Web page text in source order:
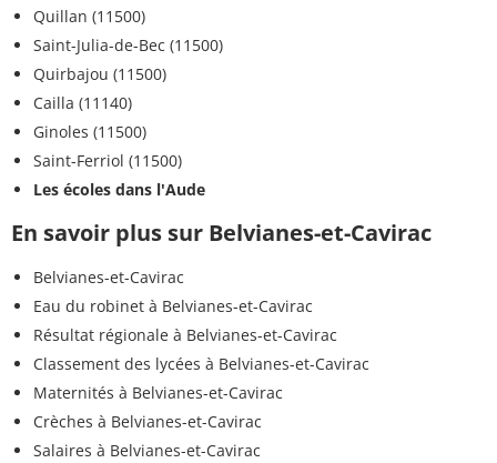
Quillan (11500)
Saint-Julia-de-Bec (11500)
Quirbajou (11500)
Cailla (11140)
Ginoles (11500)
Saint-Ferriol (11500)
Les écoles dans l'Aude
En savoir plus sur Belvianes-et-Cavirac
Belvianes-et-Cavirac
Eau du robinet à Belvianes-et-Cavirac
Résultat régionale à Belvianes-et-Cavirac
Classement des lycées à Belvianes-et-Cavirac
Maternités à Belvianes-et-Cavirac
Crèches à Belvianes-et-Cavirac
Salaires à Belvianes-et-Cavirac